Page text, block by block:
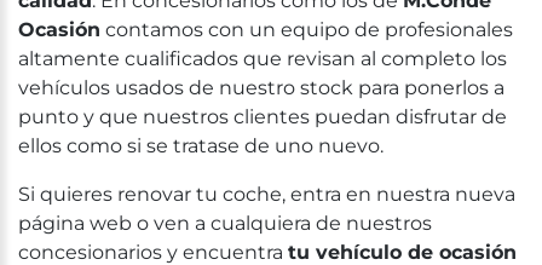
Ocasión contamos con un equipo de profesionales
altamente cualificados que revisan al completo los
vehículos usados de nuestro stock para ponerlos a
punto y que nuestros clientes puedan disfrutar de
ellos como si se tratase de uno nuevo.
Si quieres renovar tu coche, entra en nuestra nueva
página web o ven a cualquiera de nuestros
concesionarios y encuentra tu vehículo de ocasión